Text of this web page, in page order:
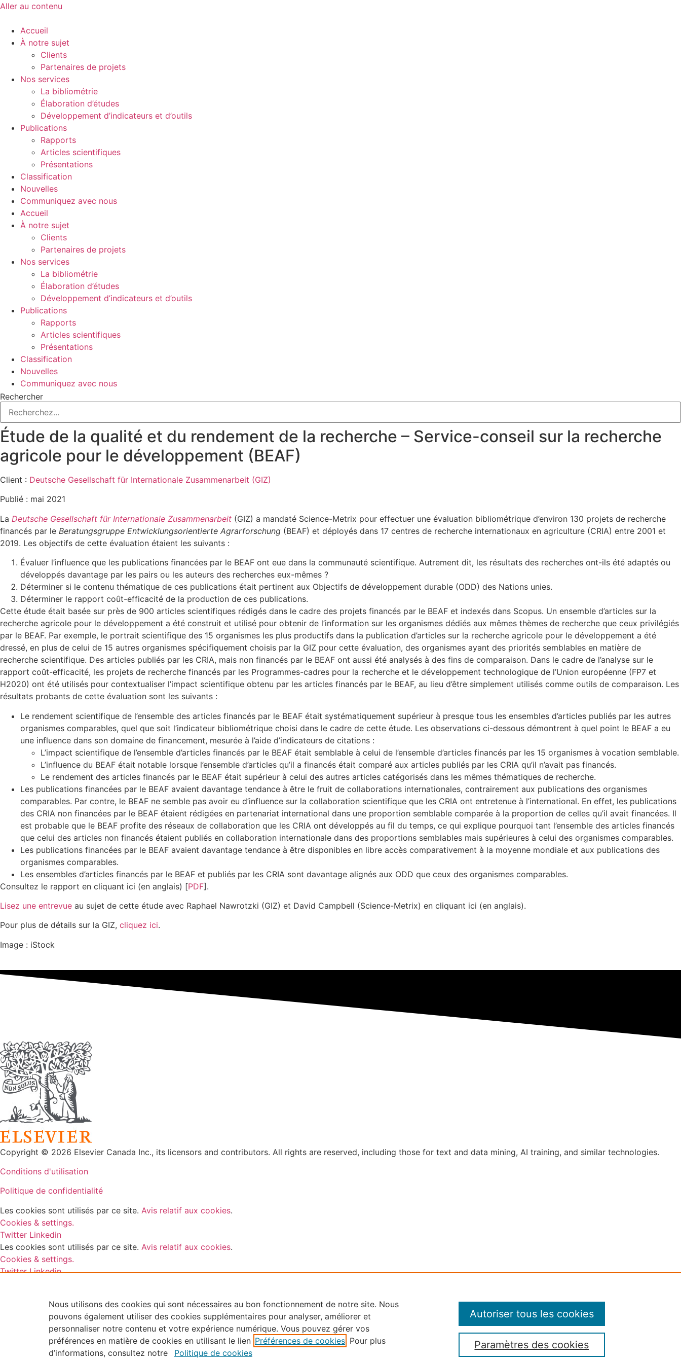
Aller au contenu
Accueil
À notre sujet
Clients
Partenaires de projets
Nos services
La bibliométrie
Élaboration d’études
Développement d’indicateurs et d’outils
Publications
Rapports
Articles scientifiques
Présentations
Classification
Nouvelles
Communiquez avec nous
Accueil
À notre sujet
Clients
Partenaires de projets
Nos services
La bibliométrie
Élaboration d’études
Développement d’indicateurs et d’outils
Publications
Rapports
Articles scientifiques
Présentations
Classification
Nouvelles
Communiquez avec nous
Rechercher
Étude de la qualité et du rendement de la recherche – Service-conseil sur la recherche
agricole pour le développement (BEAF)
Client : Deutsche Gesellschaft für Internationale Zusammenarbeit (GIZ)
Publié : mai 2021
La Deutsche Gesellschaft für Internationale Zusammenarbeit (GIZ) a mandaté Science-Metrix pour effectuer une évaluation bibliométrique d’environ 130 projets de recherche
financés par le Beratungsgruppe Entwicklungsorientierte Agrarforschung (BEAF) et déployés dans 17 centres de recherche internationaux en agriculture (CRIA) entre 2001 et
2019. Les objectifs de cette évaluation étaient les suivants :
Évaluer l’influence que les publications financées par le BEAF ont eue dans la communauté scientifique. Autrement dit, les résultats des recherches ont-ils été adaptés ou
développés davantage par les pairs ou les auteurs des recherches eux-mêmes ?
Déterminer si le contenu thématique de ces publications était pertinent aux Objectifs de développement durable (ODD) des Nations unies.
Déterminer le rapport coût-efficacité de la production de ces publications.
Cette étude était basée sur près de 900 articles scientifiques rédigés dans le cadre des projets financés par le BEAF et indexés dans Scopus. Un ensemble d’articles sur la
recherche agricole pour le développement a été construit et utilisé pour obtenir de l’information sur les organismes dédiés aux mêmes thèmes de recherche que ceux privilégiés
par le BEAF. Par exemple, le portrait scientifique des 15 organismes les plus productifs dans la publication d’articles sur la recherche agricole pour le développement a été
dressé, en plus de celui de 15 autres organismes spécifiquement choisis par la GIZ pour cette évaluation, des organismes ayant des priorités semblables en matière de
recherche scientifique. Des articles publiés par les CRIA, mais non financés par le BEAF ont aussi été analysés à des fins de comparaison. Dans le cadre de l’analyse sur le
rapport coût-efficacité, les projets de recherche financés par les Programmes-cadres pour la recherche et le développement technologique de l’Union européenne (FP7 et
H2020) ont été utilisés pour contextualiser l’impact scientifique obtenu par les articles financés par le BEAF, au lieu d’être simplement utilisés comme outils de comparaison. Les
résultats probants de cette évaluation sont les suivants :
Le rendement scientifique de l’ensemble des articles financés par le BEAF était systématiquement supérieur à presque tous les ensembles d’articles publiés par les autres
organismes comparables, quel que soit l’indicateur bibliométrique choisi dans le cadre de cette étude. Les observations ci-dessous démontrent à quel point le BEAF a eu
une influence dans son domaine de financement, mesurée à l’aide d’indicateurs de citations :
L’impact scientifique de l’ensemble d’articles financés par le BEAF était semblable à celui de l’ensemble d’articles financés par les 15 organismes à vocation semblable.
L’influence du BEAF était notable lorsque l’ensemble d’articles qu’il a financés était comparé aux articles publiés par les CRIA qu’il n’avait pas financés.
Le rendement des articles financés par le BEAF était supérieur à celui des autres articles catégorisés dans les mêmes thématiques de recherche.
Les publications financées par le BEAF avaient davantage tendance à être le fruit de collaborations internationales, contrairement aux publications des organismes
comparables. Par contre, le BEAF ne semble pas avoir eu d’influence sur la collaboration scientifique que les CRIA ont entretenue à l’international. En effet, les publications
des CRIA non financées par le BEAF étaient rédigées en partenariat international dans une proportion semblable comparée à la proportion de celles qu’il avait financées. Il
est probable que le BEAF profite des réseaux de collaboration que les CRIA ont développés au fil du temps, ce qui explique pourquoi tant l’ensemble des articles financés
que celui des articles non financés étaient publiés en collaboration internationale dans des proportions semblables mais supérieures à celui des organismes comparables.
Les publications financées par le BEAF avaient davantage tendance à être disponibles en libre accès comparativement à la moyenne mondiale et aux publications des
organismes comparables.
Les ensembles d’articles financés par le BEAF et publiés par les CRIA sont davantage alignés aux ODD que ceux des organismes comparables.
Consultez le rapport en cliquant ici (en anglais) [PDF].
Lisez une entrevue au sujet de cette étude avec Raphael Nawrotzki (GIZ) et David Campbell (Science-Metrix) en cliquant ici (en anglais).
Pour plus de détails sur la GIZ, cliquez ici.
Image : iStock
Copyright © 2026 Elsevier Canada Inc., its licensors and contributors. All rights are reserved, including those for text and data mining, AI training, and similar technologies.
Conditions d'utilisation
Politique de confidentialité
Les cookies sont utilisés par ce site. Avis relatif aux cookies.
Cookies & settings.
Twitter Linkedin
Les cookies sont utilisés par ce site. Avis relatif aux cookies.
Cookies & settings.
Twitter Linkedin
Nous utilisons des cookies qui sont nécessaires au bon fonctionnement de notre site. Nous
pouvons également utiliser des cookies supplémentaires pour analyser, améliorer et
personnaliser notre contenu et votre expérience numérique. Vous pouvez gérer vos
préférences en matière de cookies en utilisant le lien Préférences de cookies . Pour plus
d’informations, consultez notre
Politique de cookies
Paramètres des cookies
Autoriser tous les cookies